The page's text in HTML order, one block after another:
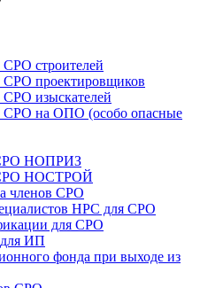
строителей
СРО проектировщиков
СРО изыскателей
СРО на ОПО (особо опасные
НОПРИЗ
НОСТРОЙ
членов СРО
НРС для СРО
для СРО
ИП
фонда при выходе из